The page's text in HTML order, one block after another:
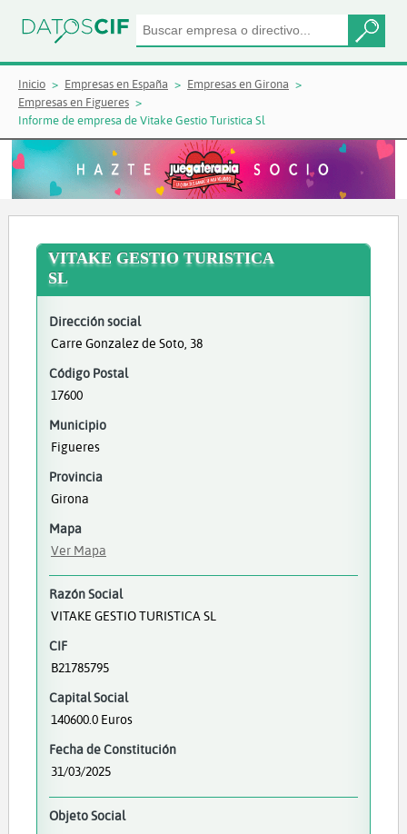
Inicio Empresas en España
Empresas en Girona
Empresas en Figueres
Informe de empresa de Vitake Gestio Turistica Sl
VITAKE GESTIO TURISTICA
SL
Dirección social
Carre Gonzalez de Soto, 38
Código Postal
17600
Municipio
Figueres
Provincia
Girona
Mapa
Ver Mapa
Razón Social
VITAKE GESTIO TURISTICA SL
CIF
B21785795
Capital Social
140600.0 Euros
Fecha de Constitución
31/03/2025
Objeto Social